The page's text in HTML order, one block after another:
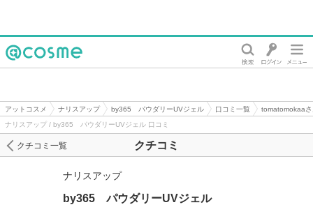
アットコスメ ナリスアップ by365 パウダリーUVジェル 口コミ一覧
tomatomokaa
ナリスアップ / by365 パウダリーUVジェル 口コミ
クチコミ
クチコミ一覧
ナリスアップ
by365 パウダリーUVジェル